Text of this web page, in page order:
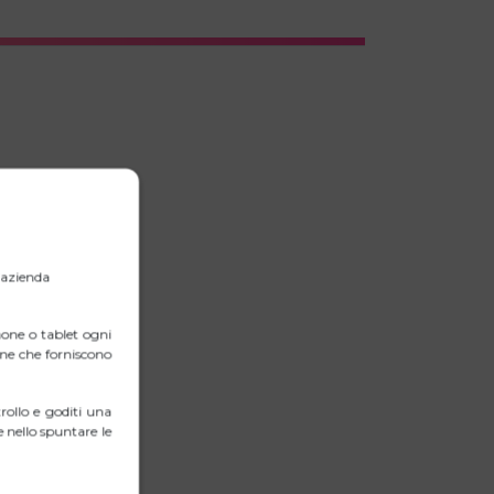
o tablet ogni
che forniscono
e goditi una
nello spuntare le